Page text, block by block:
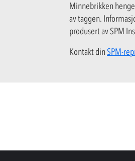
Minnebrikken
av taggen.
produsert av SPM
Kontakt dinSPM-